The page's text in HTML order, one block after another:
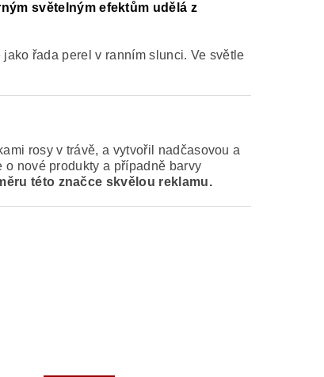
světelným efektům udělá z
řada perel v ranním slunci. Ve světle
rosy v trávě, a vytvořil nadčasovou a
nové produkty a případně barvy
této značce skvělou reklamu.